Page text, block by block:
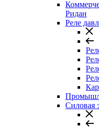
Ридан
Реле
Силовая